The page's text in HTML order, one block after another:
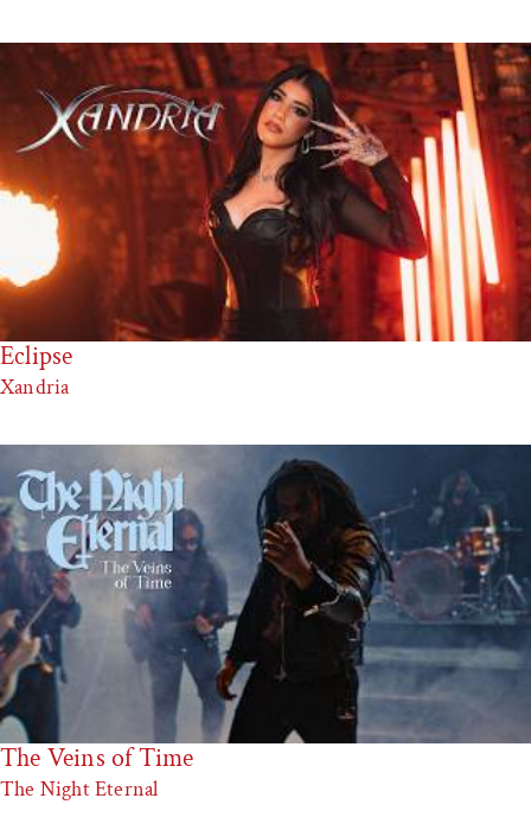
Eclipse
Xandria
The Veins of Time
The Night Eternal